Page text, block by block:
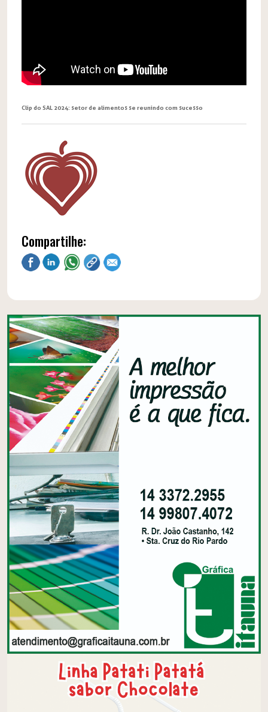
Clip do SAL 2024: setor de alimentos se reunindo com sucesso
Compartilhe: